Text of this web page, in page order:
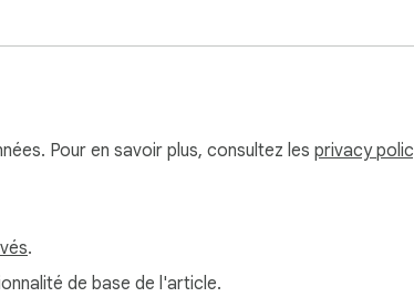
Pour en savoir plus, consultez les privacy
.
de base de l'article.